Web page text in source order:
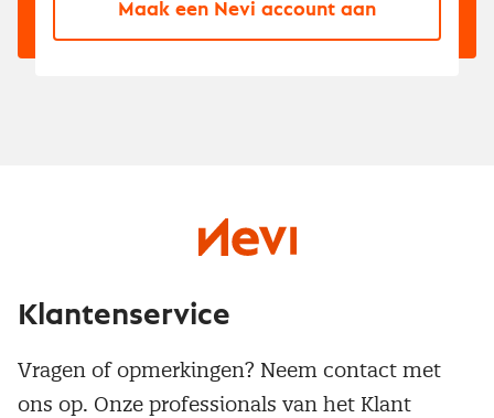
Maak een Nevi account aan
Klantenservice
Vragen of opmerkingen? Neem contact met
ons op. Onze professionals van het Klant